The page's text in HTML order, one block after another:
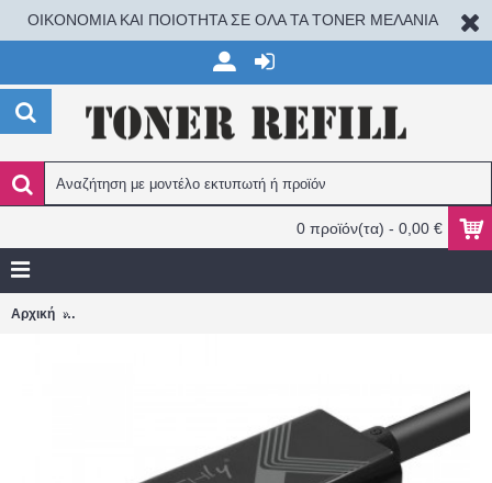
ΟΙΚΟΝΟΜΙΑ ΚΑΙ ΠΟΙΟΤΗΤΑ ΣΕ ΟΛΑ ΤΑ TONER ΜΕΛΑΝΙΑ
0 προϊόν(τα) - 0,00 €
Αρχική